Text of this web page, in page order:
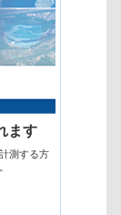
ます
測する方